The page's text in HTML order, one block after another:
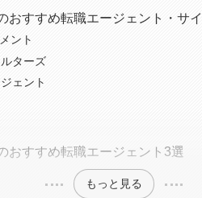
おすすめ転職エージェント・サ
ント
ターズ
ェント
おすすめ転職エージェント3選
もっと見る